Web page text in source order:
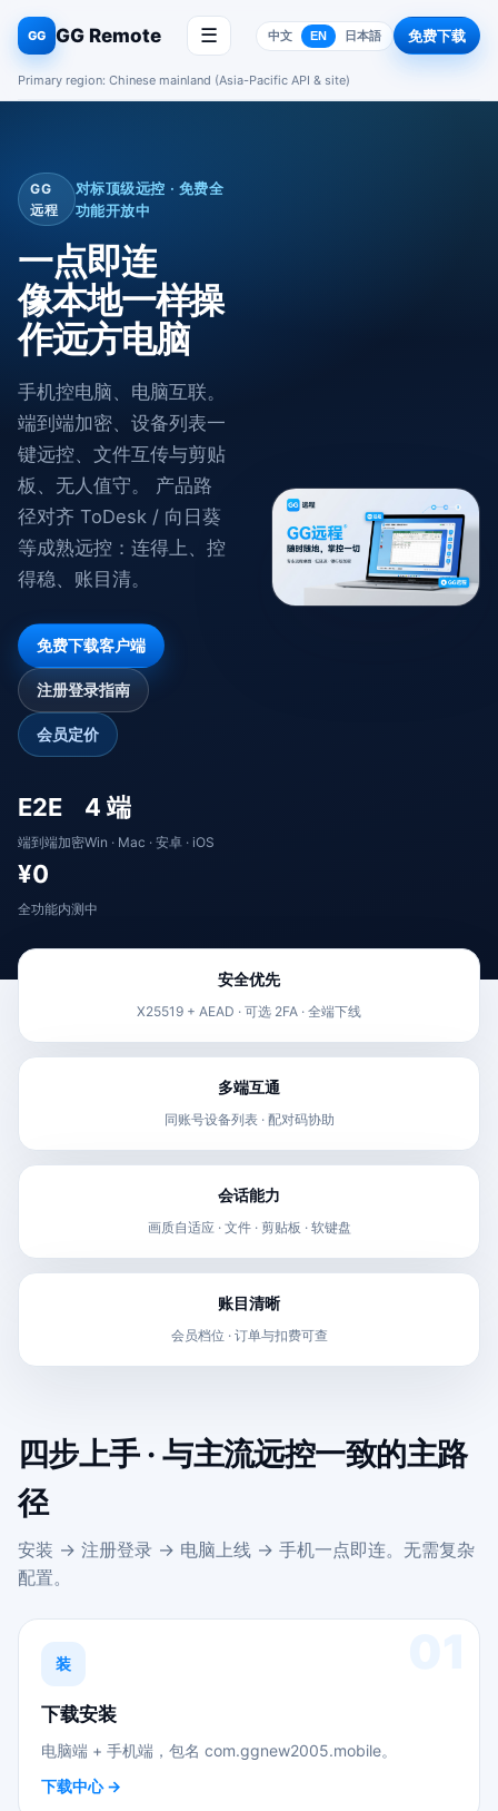
GG GG Remote ☰ 中文 EN 日本語 免费下载
Primary region: Chinese mainland (Asia-Pacific API & site)
GG
远程
对标顶级远控 · 免费全
功能开放中
一点即连
像本地一样操
作远方电脑
手机控电脑、电脑互联。
端到端加密、设备列表一
键远控、文件互传与剪贴
板、无人值守。 产品路
径对齐 ToDesk / 向日葵
等成熟远控：连得上、控
得稳、账目清。
免费下载客户端
注册登录指南
会员定价
E2E
端到端加密
4 端
Win · Mac · 安卓 · iOS
¥0
全功能内测中
安全优先
X25519 + AEAD · 可选 2FA · 全端下线
多端互通
同账号设备列表 · 配对码协助
会话能力
画质自适应 · 文件 · 剪贴板 · 软键盘
账目清晰
会员档位 · 订单与扣费可查
四步上手 · 与主流远控一致的主路
径
安装 → 注册登录 → 电脑上线 → 手机一点即连。无需复杂
配置。
装
下载安装
电脑端 + 手机端，包名 com.ggnew2005.mobile。
下载中心 →